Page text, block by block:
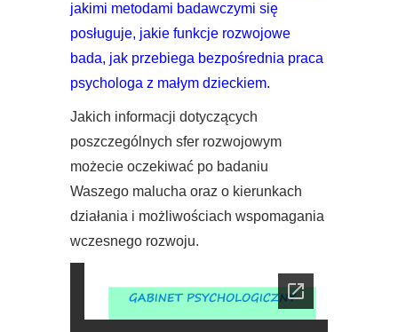
jakimi metodami badawczymi się
posługuje, jakie funkcje rozwojowe
bada, jak przebiega bezpośrednia praca
psychologa z małym dzieckiem.
Jakich informacji dotyczących
poszczególnych sfer rozwojowym
możecie oczekiwać po badaniu
Waszego malucha oraz o kierunkach
działania i możliwościach wspomagania
wczesnego rozwoju.